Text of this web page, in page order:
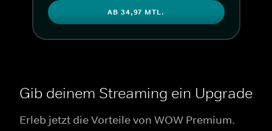
AB 34,97 MTL.
Gib deinem Streaming ein Upgrade
Erleb jetzt die Vorteile von WOW Premium.